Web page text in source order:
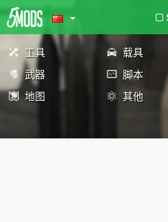
工具 载具
武器
脚本
地图
其他